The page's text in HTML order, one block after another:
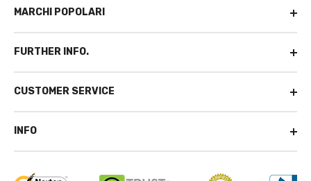
MARCHI POPOLARI
FURTHER INFO.
CUSTOMER SERVICE
INFO